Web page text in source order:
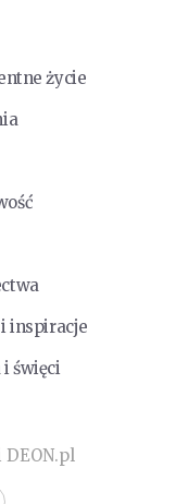
życie
inspiracje
święci
DEON.pl